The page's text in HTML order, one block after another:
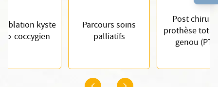
Parcours soins
palliatifs
Post
prothèse
genou
ablation kyste
coccygien